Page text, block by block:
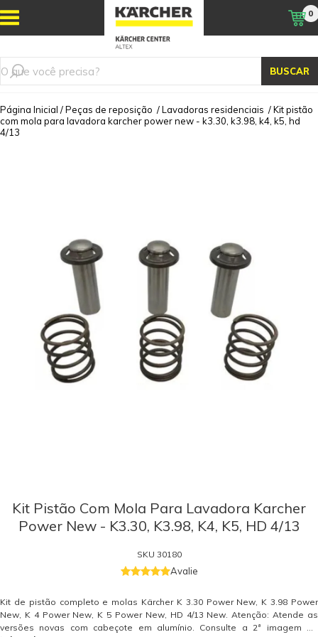
BUSCAR
0
Página Inicial /Peças de reposição /Lavadoras residenciais /Kit pistão
com mola para lavadora karcher power new - k3.30, k3.98, k4, k5, hd
4/13
Kit Pistão Com Mola Para Lavadora Karcher
Power New - K3.30, K3.98, K4, K5, HD 4/13
SKU 30180
Avalie
Kit de pistão completo e molas Kärcher K 3.30 Power New, K 3.98 Power
New, K 4 Power New, K 5 Power New, HD 4/13 New. Atenção: Atende as
versões novas com cabeçote em alumínio. Consulte a 2ª imagem do